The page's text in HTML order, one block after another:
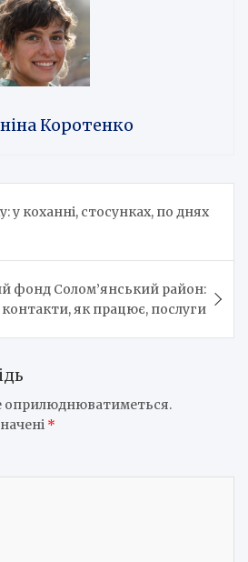
Коротенко
у коханні, стосунках, по днях
фонд Солом’янський район:
контакти, як працює, послуги
оприлюднюватиметься.
*